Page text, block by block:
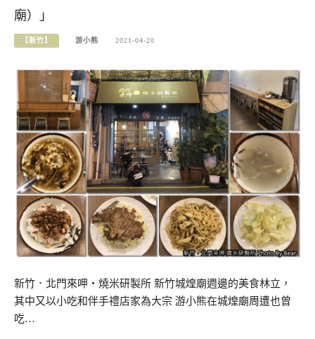
廟）」
【新竹】 游小熊 2021-04-20
新竹．北門來呷・燒米研製所 新竹城煌廟週邊的美食林立，
其中又以小吃和伴手禮店家為大宗 游小熊在城煌廟周遭也曾
吃…